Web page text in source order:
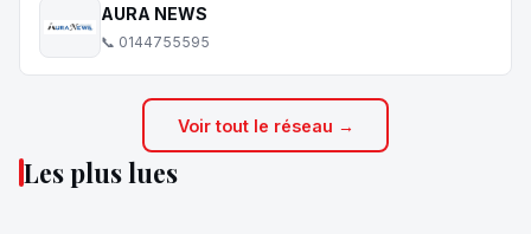
AURA NEWS
📞 0144755595
Voir tout le réseau →
Les plus lues